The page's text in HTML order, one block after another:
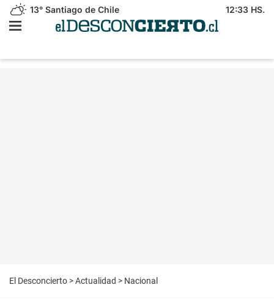
13° Santiago de Chile 12:33 HS.
El Desconcierto >Actualidad > Nacional